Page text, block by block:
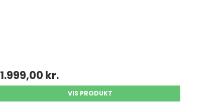
1.999,00 kr.
VIS PRODUKT